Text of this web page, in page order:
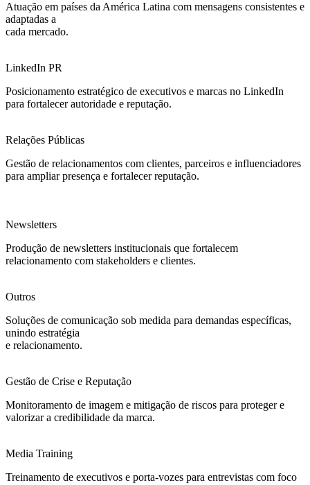
Atuação em países da América Latina com mensagens consistentes e
adaptadas a
cada mercado.
LinkedIn PR
Posicionamento estratégico de executivos e marcas no LinkedIn
para fortalecer autoridade e reputação.
Relações Públicas
Gestão de relacionamentos com clientes, parceiros e influenciadores
para ampliar presença e fortalecer reputação.
Newsletters
Produção de newsletters institucionais que fortalecem
relacionamento com stakeholders e clientes.
Outros
Soluções de comunicação sob medida para demandas específicas,
unindo estratégia
e relacionamento.
Gestão de Crise e Reputação
Monitoramento de imagem e mitigação de riscos para proteger e
valorizar a credibilidade da marca.
Media Training
Treinamento de executivos e porta-vozes para entrevistas com foco